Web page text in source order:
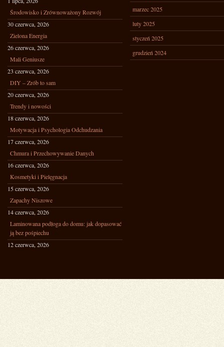
Środowisko i Zrównoważony Rozwój
30 czerwca, 2026
Zielona Energia
26 czerwca, 2026
Mali Geniusze
23 czerwca, 2026
DIY – Zrób to sam
20 czerwca, 2026
Trendy i nowości
18 czerwca, 2026
Motywacja i Psychologia Odchudzania
17 czerwca, 2026
Chmura i Przechowywanie Danych
16 czerwca, 2026
Kosmetyki i Pielęgnacja
15 czerwca, 2026
Zapachy Niszowe
14 czerwca, 2026
Laminowana podłoga do domu: jak dopasować
ją bez pośpiechu
12 czerwca, 2026
marzec 2025
luty 2025
styczeń 2025
grudzień 2024